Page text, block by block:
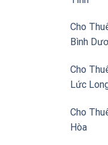
Cho
Bình
Cho
Lức
Cho
Hòa